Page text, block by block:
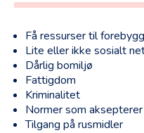
Få ressurser til
Lite eller ikke sosialt
Dårlig bomiljø
Fattigdom
Kriminalitet
Normer som
Tilgang på rusmidler